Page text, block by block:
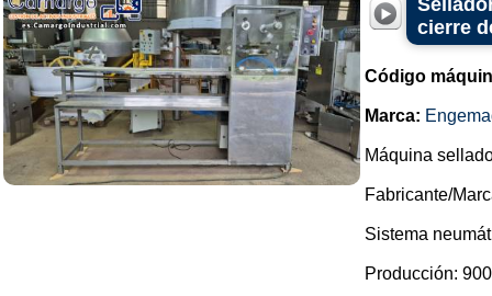
cierre
Código
Marca:
Máquina
Fabricante/
Sistema
Producción: